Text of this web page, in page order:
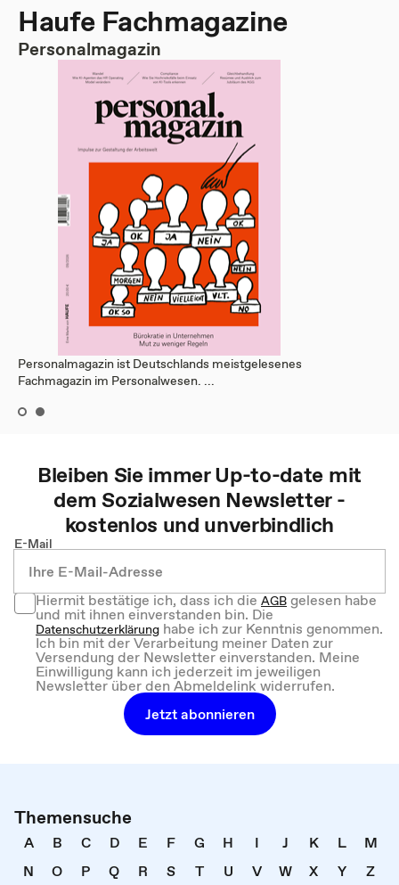
Haufe Fachmagazine
Personalmagazin
Personalmagazin ist Deutschlands meistgelesenes
Fachmagazin im Personalwesen. ...
Bleiben Sie immer Up-to-date mit
demSozialwesen Newsletter -
kostenlos und unverbindlich
E-Mail
Hiermit bestätige ich, dass ich dieAGBgelesen habe
und mit ihnen einverstanden bin. Die
Datenschutzerklärung habe ich zur Kenntnis genommen.
Ich bin mit der Verarbeitung meiner Daten zur
Versendung der Newsletter einverstanden. Meine
Einwilligung kann ich jederzeit im jeweiligen
Newsletter über den Abmeldelink widerrufen.
Jetzt abonnieren
Themensuche
A B C D E F G H I J K L
M
N
O P Q R S T U V W X Y
Z